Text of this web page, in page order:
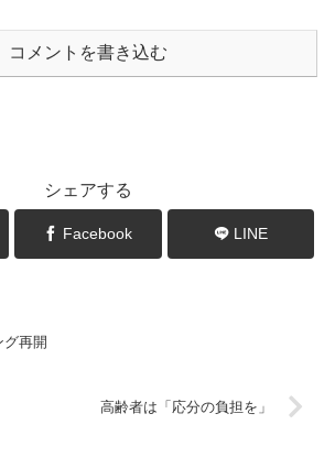
コメントを書き込む
シェアする
Facebook LINE
再開
高齢者は「応分の負担を」